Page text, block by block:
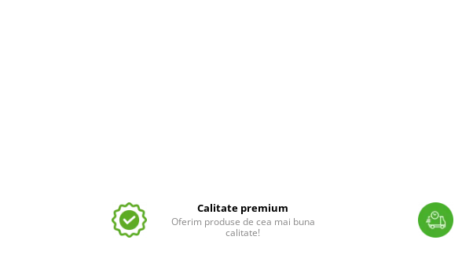
Calitate premium
Oferim produse de cea mai buna
calitate!